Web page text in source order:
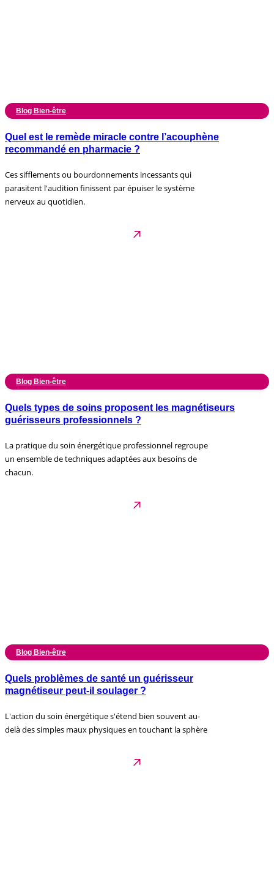
Blog Bien-être
Quel est le remède miracle contre l’acouphène
recommandé en pharmacie ?
Ces sifflements ou bourdonnements incessants qui
parasitent l'audition finissent par épuiser le système
nerveux au quotidien.
Blog Bien-être
Quels types de soins proposent les magnétiseurs
guérisseurs professionnels ?
La pratique du soin énergétique professionnel regroupe
un ensemble de techniques adaptées aux besoins de
chacun.
Blog Bien-être
Quels problèmes de santé un guérisseur
magnétiseur peut-il soulager ?
L'action du soin énergétique s'étend bien souvent au-
delà des simples maux physiques en touchant la sphère